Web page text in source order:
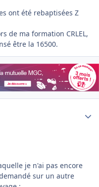
ont été rebaptisées Z
de ma formation CRLEL,
être la 16500.
je n'ai pas encore
sur un autre